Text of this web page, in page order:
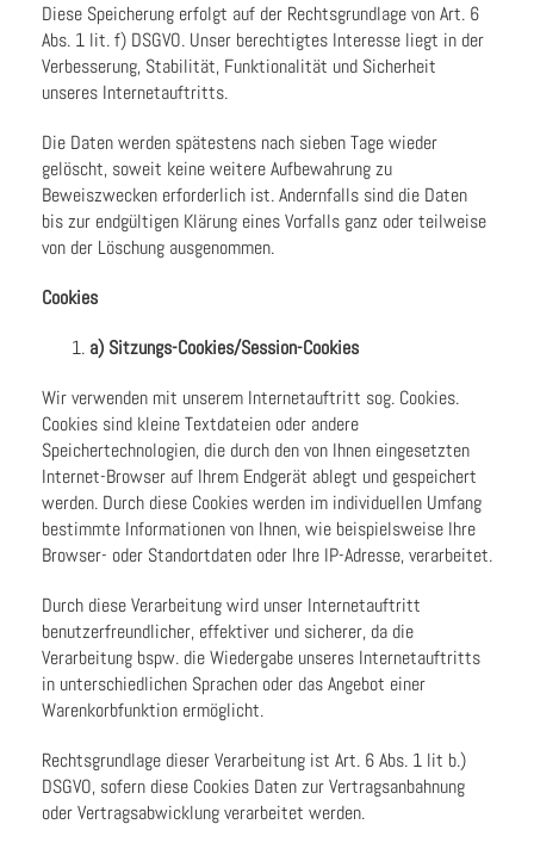
Diese Speicherung erfolgt auf der Rechtsgrundlage von Art. 6
Abs. 1 lit. f) DSGVO. Unser berechtigtes Interesse liegt in der
Verbesserung, Stabilität, Funktionalität und Sicherheit
unseres Internetauftritts.
Die Daten werden spätestens nach sieben Tage wieder
gelöscht, soweit keine weitere Aufbewahrung zu
Beweiszwecken erforderlich ist. Andernfalls sind die Daten
bis zur endgültigen Klärung eines Vorfalls ganz oder teilweise
von der Löschung ausgenommen.
Cookies
a) Sitzungs-Cookies/Session-Cookies
Wir verwenden mit unserem Internetauftritt sog. Cookies.
Cookies sind kleine Textdateien oder andere
Speichertechnologien, die durch den von Ihnen eingesetzten
Internet-Browser auf Ihrem Endgerät ablegt und gespeichert
werden. Durch diese Cookies werden im individuellen Umfang
bestimmte Informationen von Ihnen, wie beispielsweise Ihre
Browser- oder Standortdaten oder Ihre IP-Adresse, verarbeitet.
Durch diese Verarbeitung wird unser Internetauftritt
benutzerfreundlicher, effektiver und sicherer, da die
Verarbeitung bspw. die Wiedergabe unseres Internetauftritts
in unterschiedlichen Sprachen oder das Angebot einer
Warenkorbfunktion ermöglicht.
Rechtsgrundlage dieser Verarbeitung ist Art. 6 Abs. 1 lit b.)
DSGVO, sofern diese Cookies Daten zur Vertragsanbahnung
oder Vertragsabwicklung verarbeitet werden.